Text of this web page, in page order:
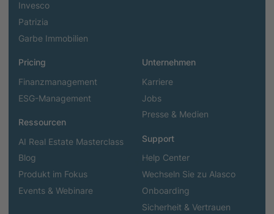
Invesco
Patrizia
Garbe Immobilien
Pricing
Finanzmanagement
ESG-Management
Ressourcen
AI Real Estate Masterclass
Blog
Produkt im Fokus
Events & Webinare
Unternehmen
Karriere
Jobs
Presse & Medien
Support
Help Center
Wechseln Sie zu Alasco
Onboarding
Sicherheit & Vertrauen